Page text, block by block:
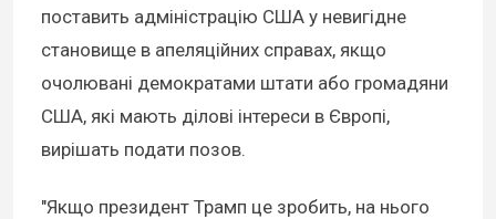
поставить адміністрацію США у невигідне
становище в апеляційних справах, якщо
очолювані демократами штати або громадяни
США, які мають ділові інтереси в Європі,
вирішать подати позов.
"Якщо президент Трамп це зробить, на нього